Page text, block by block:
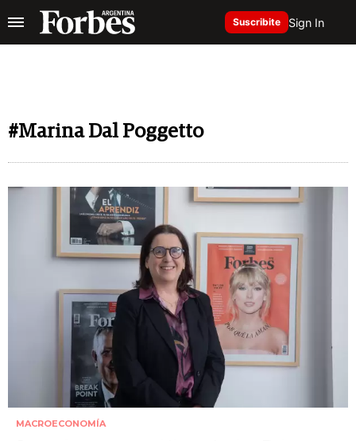
Suscribite Sign In
#Marina Dal Poggetto
MACROECONOMÍA